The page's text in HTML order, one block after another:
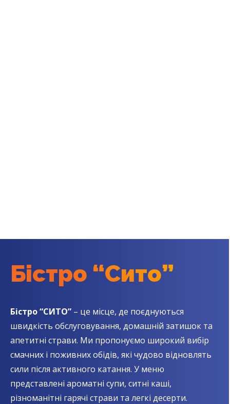
Бістро “Сито”
Бістро “СИТО” – це місце, де поєднуються
швидкість обслуговування, домашній затишок та
апетитні страви. Ми пропонуємо широкий вибір
смачних і поживних обідів, які чудово відновлять
сили після активного катання. У меню
представлені ароматні супи, ситні каші,
різноманітні гарячі страви та легкі десерти.